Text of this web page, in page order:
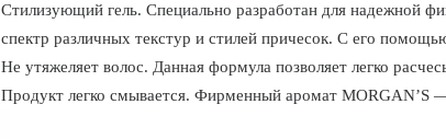
Стилизующий гель. Специально разработан для надежной
спектр различных текстур и стилей причесок. С его
Не утяжеляет волос. Данная формула позволяет легко
Продукт легко смывается. Фирменный аромат MORGAN’S